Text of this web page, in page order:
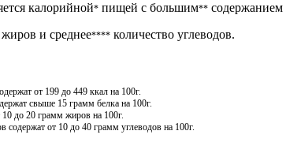
калорийной*пищей с большим**содержанием
и среднее****количество углеводов.
от 199 до 449 ккал на 100г.
свыше 15 грамм белка на 100г.
до 20 грамм жиров на 100г.
содержат от 10 до 40 грамм углеводов на 100г.